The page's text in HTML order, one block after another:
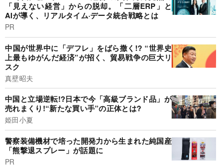
「見えない経営」からの脱却。「二層ERP」と
AIが導く、リアルタイム·データ統合戦略とは
PR
中国が世界中に「デフレ」をばら撒く!? “世界史
上最もゆがんだ経済”が招く、貿易戦争の巨大リ
スク
真壁昭夫
中国と立場逆転!?日本で今「高級ブランド品」が
売れまくり!“新たな買い手”の正体とは?
姫田小夏
警察装備機材で培った開発力から生まれた純国産
「熊撃退スプレー」が話題に
PR